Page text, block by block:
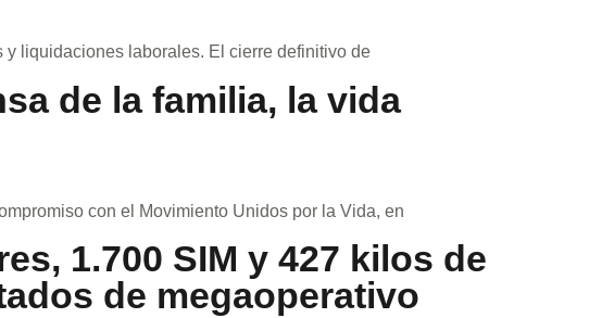
liquidaciones laborales. El cierre definitivo de
de la familia, la vida
con el Movimiento Unidos por la Vida, en
1.700 SIM y 427 kilos de
de megaoperativo